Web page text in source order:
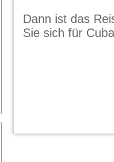
Dann ist das
Sie sich für